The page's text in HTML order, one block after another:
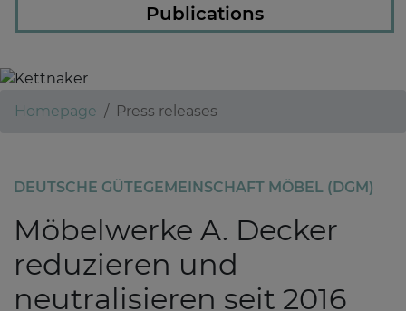
Publications
Homepage Press releases
DEUTSCHE GÜTEGEMEINSCHAFT MÖBEL (DGM)
Möbelwerke A. Decker
reduzieren und
neutralisieren seit 2016